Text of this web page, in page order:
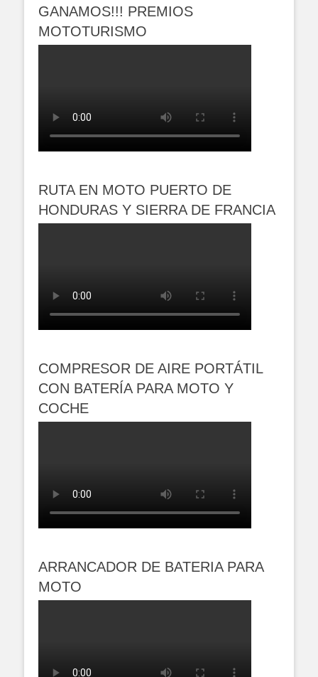
GANAMOS!!! PREMIOS
MOTOTURISMO
RUTA EN MOTO PUERTO DE
HONDURAS Y SIERRA DE FRANCIA
COMPRESOR DE AIRE PORTÁTIL
CON BATERÍA PARA MOTO Y
COCHE
ARRANCADOR DE BATERIA PARA
MOTO